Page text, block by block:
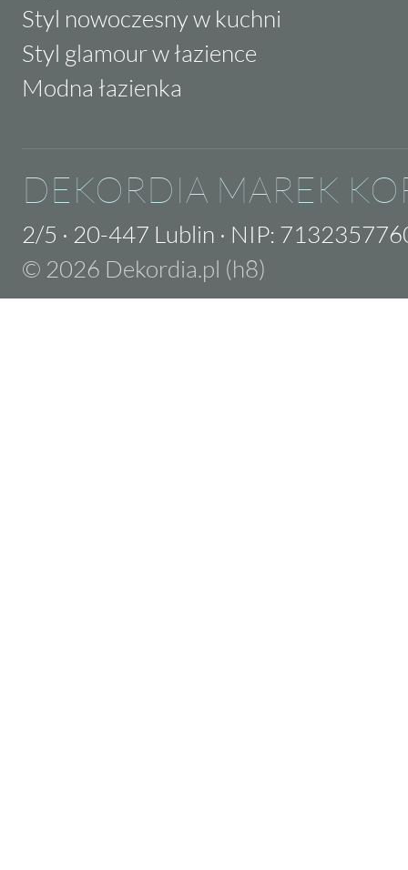
Styl nowoczesny w kuchni
Styl glamour w łazience
Modna łazienka
DEKORDIA MAREK
2/5 · 20-447 Lublin · NIP:
© 2026 Dekordia.pl (h8)